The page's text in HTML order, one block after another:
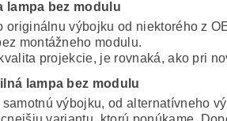
lampa bez modulu
originálnu výbojku od niektorého z
montážneho modulu.
projekcie, je rovnaká, ako pri
lampa bez modulu
samotnú výbojku, od alternatívneho